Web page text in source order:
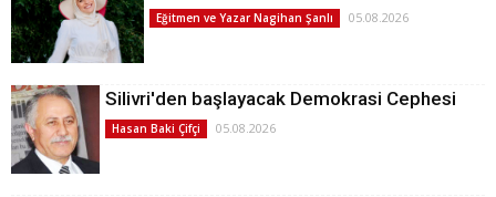
Eğitmen ve Yazar Nagihan Şanlı 05.08.2026
Silivri'den başlayacak Demokrasi Cephesi
Hasan Baki Çifçi 05.08.2026